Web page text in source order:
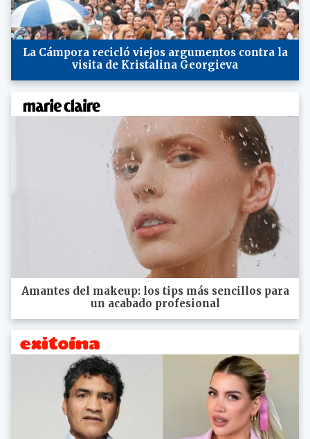
La Cámpora recicló viejos argumentos contra la
visita de Kristalina Georgieva
Amantes del makeup: los tips más sencillos para
un acabado profesional